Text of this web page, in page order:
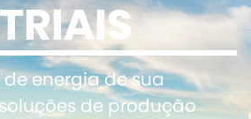
de energia de sua
de produção